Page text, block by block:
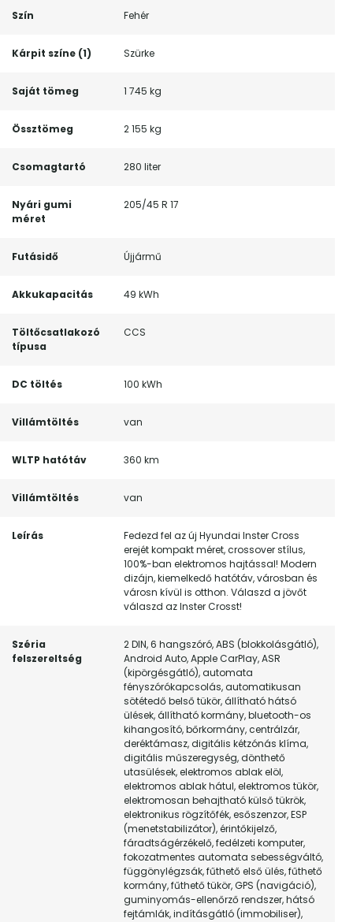
Szín Fehér
Kárpit színe (1) Szürke
Saját tömeg 1 745 kg
Össztömeg 2 155 kg
Csomagtartó 280 liter
Nyári gumi
méret
205/45 R 17
Futásidő Újjármű
Akkukapacitás 49 kWh
Töltőcsatlakozó
típusa
CCS
DC töltés 100 kWh
Villámtöltés van
WLTP hatótáv 360 km
Villámtöltés van
Leírás
Fedezd fel az új Hyundai Inster Cross
erejét kompakt méret, crossover stílus,
100%-ban elektromos hajtással! Modern
dizájn, kiemelkedő hatótáv, városban és
városn kívül is otthon. Válaszd a jövőt
válaszd az Inster Crosst!
Széria
felszereltség
2 DIN, 6 hangszóró, ABS (blokkolásgátló),
Android Auto, Apple CarPlay, ASR
(kipörgésgátló), automata
fényszórókapcsolás, automatikusan
sötétedő belső tükör, állítható hátsó
ülések, állítható kormány, bluetooth-os
kihangosító, bőrkormány, centrálzár,
deréktámasz, digitális kétzónás klíma,
digitális műszeregység, dönthető
utasülések, elektromos ablak elöl,
elektromos ablak hátul, elektromos tükör,
elektromosan behajtható külső tükrök,
elektronikus rögzítőfék, esőszenzor, ESP
(menetstabilizátor), érintőkijelző,
fáradtságérzékelő, fedélzeti komputer,
fokozatmentes automata sebességváltó,
függönylégzsák, fűthető első ülés, fűthető
kormány, fűthető tükör, GPS (navigáció),
guminyomás-ellenőrző rendszer, hátsó
fejtámlák, indításgátló (immobiliser),